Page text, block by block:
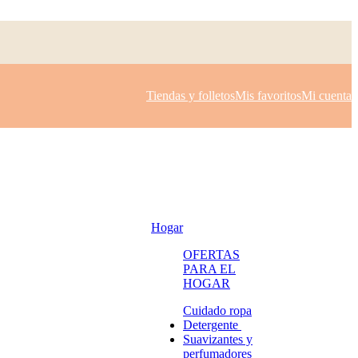
Tiendas y folletosMis favoritosMi cuenta
Hogar
OFERTAS
PARA EL
HOGAR
Cuidado ropa
Detergente
Suavizantes y
perfumadores